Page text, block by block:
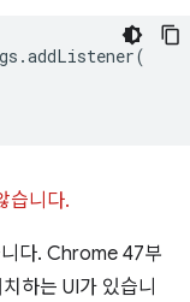
.addListener(
습니다.
다. Chrome 47부
하는 UI가 있습니